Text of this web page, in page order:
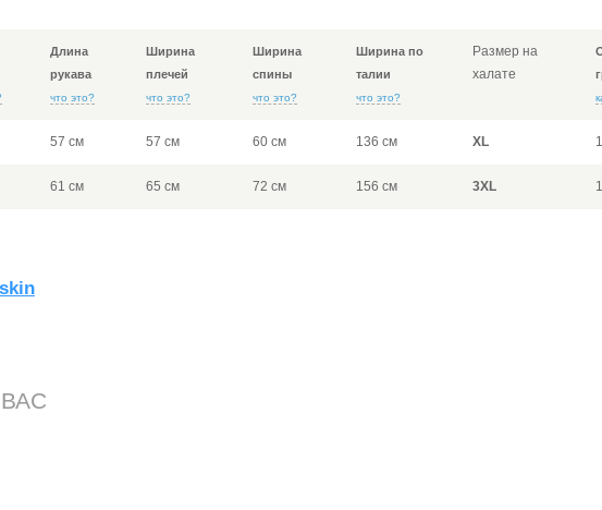
Длина
рукава
что это?
Ширина
плечей
что это?
Ширина
спины
что это?
Ширина по
талии
что это?
Размер на
халате
57 см 57 см 60 см 136 см XL
61 см 65 см 72 см 156 см 3XL